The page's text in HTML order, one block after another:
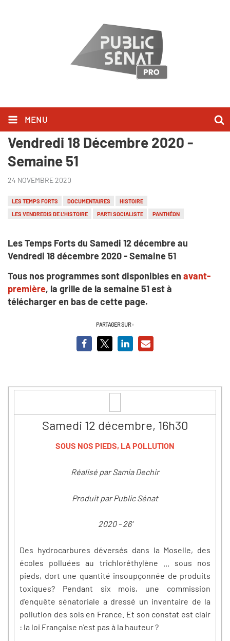
MENU
Les Temps Forts du Samedi 12 au
Vendredi 18 Décembre 2020 -
Semaine 51
24 NOVEMBRE 2020
LES TEMPS FORTS DOCUMENTAIRES
HISTOIRE
LES VENDREDIS DE L'HISTOIRE
PARTI SOCIALISTE PANTHÉON
Les Temps Forts du Samedi 12 décembre au
Vendredi 18 décembre 2020 - Semaine 51
Tous nos programmes sont disponibles en avant-
première, la grille de la semaine 51 est à
télécharger en bas de cette page.
PARTAGER SUR :
Samedi 12 décembre, 16h30
SOUS NOS PIEDS, LA POLLUTION
Réalisé par Samia Dechir
Produit par Public Sénat
2020 - 26'
Des hydrocarbures déversés dans la Moselle, des
écoles polluées au trichloréthylène ... sous nos
pieds, dort une quantité insoupçonnée de produits
toxiques? Pendant six mois, une commission
d'enquête sénatoriale a dressé un inventaire de la
pollution des sols en France. Et son constat est clair
: la loi Française n'est pas à la hauteur ?